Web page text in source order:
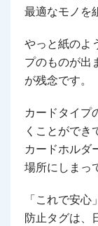
最適なモノを
やっと紙のよ
プのものが出
が残念です。
カードタイプ
くことができ
カードホルダ
場所にしまっ
「これで安
防止タグは、